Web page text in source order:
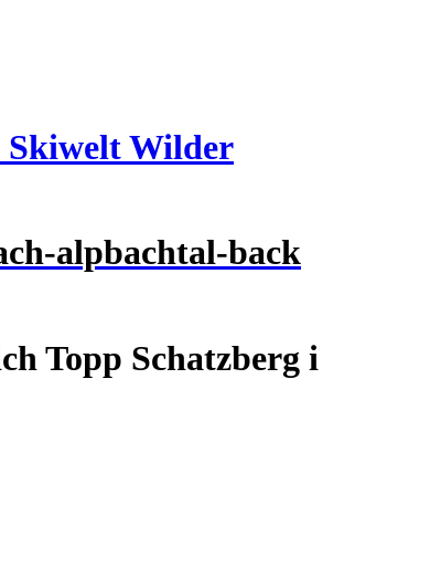
Skiwelt Wilder
Topp Schatzberg i